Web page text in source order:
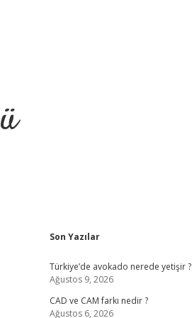
Sidebar
Son Yazılar
Türkiye’de avokado nerede yetişir ?
Ağustos 9, 2026
CAD ve CAM farkı nedir ?
Ağustos 6, 2026